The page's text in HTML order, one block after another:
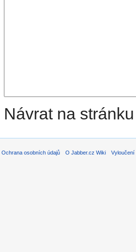
Návrat na stránku
Ochrana osobních údajů O Jabber.cz Wiki Vyloučení